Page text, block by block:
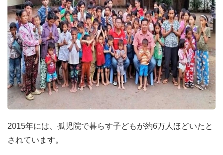
2015年には、孤児院で暮らす子どもが約6万人ほどいたと
されています。